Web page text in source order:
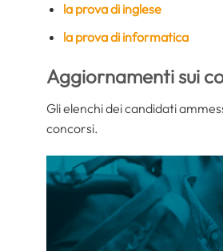
la prova di inglese
la prova di informatica
Aggiornamenti sui
Gli elenchi dei candidati
concorsi.